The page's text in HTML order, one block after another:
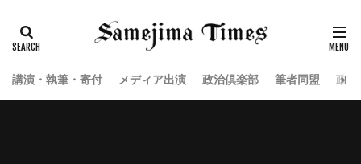
講演・執筆・寄付 メディア出演 政治倶楽部 筆者同盟 政